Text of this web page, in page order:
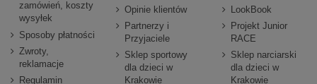
zamówień, koszty
wysyłek
Sposoby płatności
Zwroty,
reklamacje
Regulamin
Opinie klientów
Partnerzy i
Przyjaciele
Sklep sportowy
dla dzieci w
Krakowie
LookBook
Projekt Junior
RACE
Sklep narciarski
dla dzieci w
Krakowie